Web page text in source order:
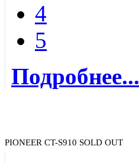
4
5
Подробнее...
PIONEER CT-S910 SOLD OUT